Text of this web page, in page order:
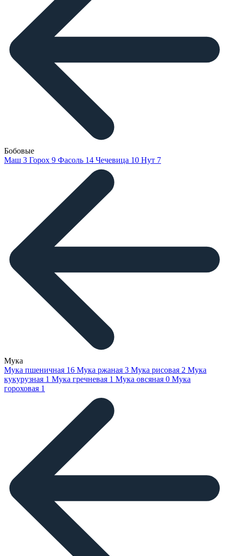
Бобовые
Маш 3 Горох 9 Фасоль 14 Чечевица 10 Нут 7
Мука
Мука пшеничная 16 Мука ржаная 3 Мука рисовая 2 Мука
кукурузная 1 Мука гречневая 1 Мука овсяная 0 Мука
гороховая 1